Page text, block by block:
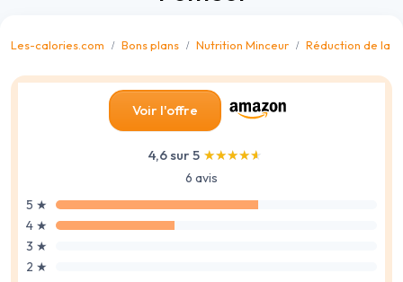
Les-calories.com Bons plans Nutrition Minceur Réduction de la
Voir l'offre
4,6 sur 5 ★★★★★
★★★★★
6 avis
5 ★
4 ★
3 ★
2 ★